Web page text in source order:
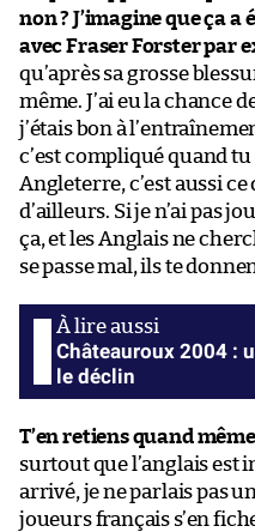
non ? J’imagine que ça
avec Fraser Forster par
qu’après sa grosse
même. J’ai eu la chance
j’étais bon à
c’est compliqué quand
Angleterre, c’est aussi ce
d’ailleurs. Si je n’ai pas
ça, et les Anglais ne
se passe mal, ils te
Châteauroux 2004 :
le déclin
T’en retiens quand
surtout que l’anglais est
arrivé, je ne parlais pas
joueurs français s’en